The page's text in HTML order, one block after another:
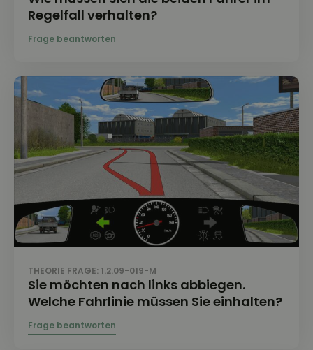
Regelfall verhalten?
THEORIE FRAGE: 1.2.09-019-M
Sie möchten nach links abbiegen.
Welche Fahrlinie müssen Sie einhalten?